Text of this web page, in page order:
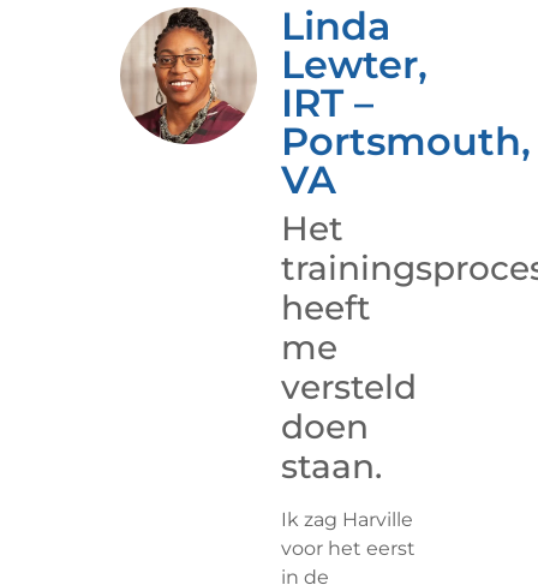
Linda
Lewter,
IRT –
Portsmouth,
VA
Het
heeft
me
versteld
doen
staan.
Ik zag Harville
voor het eerst
in de